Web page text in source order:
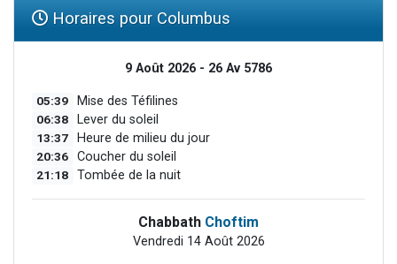
Horaires pour Columbus
9 Août 2026 - 26 Av 5786
05:39 Mise des Téfilines
06:38 Lever du soleil
13:37 Heure de milieu du jour
20:36 Coucher du soleil
21:18 Tombée de la nuit
Chabbath Choftim
Vendredi 14 Août 2026